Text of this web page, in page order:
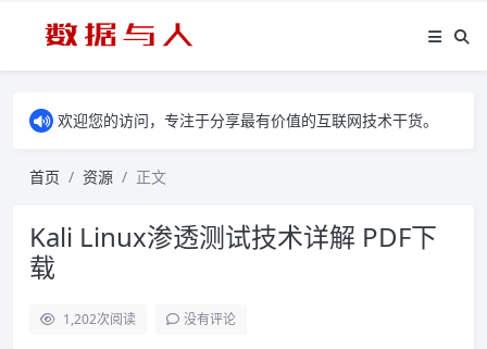
欢迎您的访问，专注于分享最有价值的互联网技术干货。
首页 资源 正文
Kali Linux渗透测试技术详解 PDF下
载
1,202次阅读 没有评论